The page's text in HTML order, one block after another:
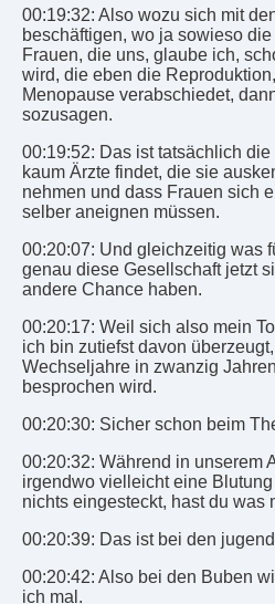
00:19:32: Also wozu sich mit
beschäftigen, wo ja sowieso
Frauen, die uns, glaube ich,
wird, die eben die
Menopause verabschiedet,
sozusagen.
00:19:52: Das ist tatsächlich
kaum Ärzte findet, die sie
nehmen und dass Frauen sich
selber aneignen müssen.
00:20:07: Und gleichzeitig was
genau diese Gesellschaft jetzt
andere Chance haben.
00:20:17: Weil sich also mein
ich bin zutiefst davon
Wechseljahre in zwanzig
besprochen wird.
00:20:30: Sicher schon beim
00:20:32: Während in unserem
irgendwo vielleicht eine
nichts eingesteckt, hast du was
00:20:39: Das ist bei den
00:20:42: Also bei den Buben
ich mal.